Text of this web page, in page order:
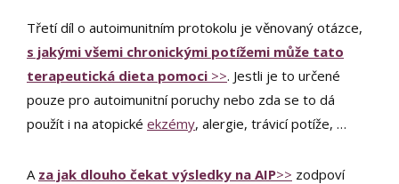
Třetí díl o autoimunitním protokolu je věnovaný otázce,
s jakými všemi chronickými potížemi může tato
terapeutická dieta pomoci >>. Jestli je to určené
pouze pro autoimunitní poruchy nebo zda se to dá
použít i na atopické ekzémy, alergie, trávicí potíže, …
A za jak dlouho čekat výsledky na AIP>> zodpoví